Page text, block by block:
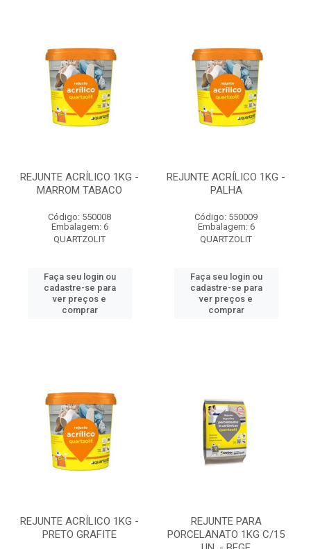
REJUNTE ACRÍLICO 1KG -
MARROM TABACO
Código: 550008
Embalagem: 6
QUARTZOLIT
Faça seu login ou
cadastre-se para
ver preços e
comprar
REJUNTE ACRÍLICO 1KG -
PALHA
Código: 550009
Embalagem: 6
QUARTZOLIT
Faça seu login ou
cadastre-se para
ver preços e
comprar
REJUNTE ACRÍLICO 1KG -
PRETO GRAFITE
REJUNTE PARA
PORCELANATO 1KG C/15